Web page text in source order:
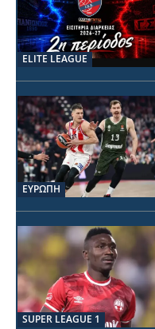
ELITE LEAGUE
ΕΥΡΩΠΗ
SUPER LEAGUE 1